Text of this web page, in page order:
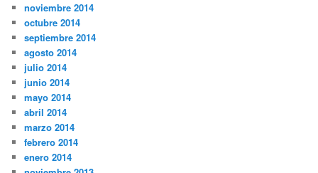
noviembre 2014
octubre 2014
septiembre 2014
agosto 2014
julio 2014
junio 2014
mayo 2014
abril 2014
marzo 2014
febrero 2014
enero 2014